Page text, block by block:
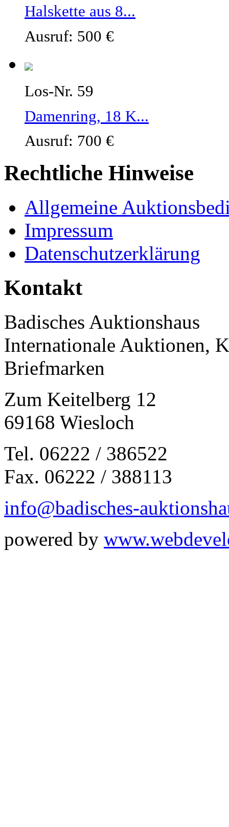
Halskette aus 8...
Ausruf: 500 €
Los-Nr. 59
Damenring, 18 K...
Ausruf: 700 €
Rechtliche Hinweise
Allgemeine
Impressum
Datenschutzerklärung
Kontakt
Badisches Auktionshaus
Internationale Auktionen,
Briefmarken
Zum Keitelberg 12
69168 Wiesloch
Tel. 06222 / 386522
Fax. 06222 / 388113
info@badisches-
powered by